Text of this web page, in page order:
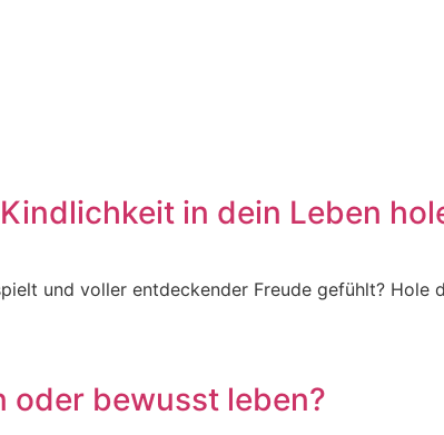
in dein Leben
und voller entdeckender Freude gefühlt? Hole
oder bewusst leben?